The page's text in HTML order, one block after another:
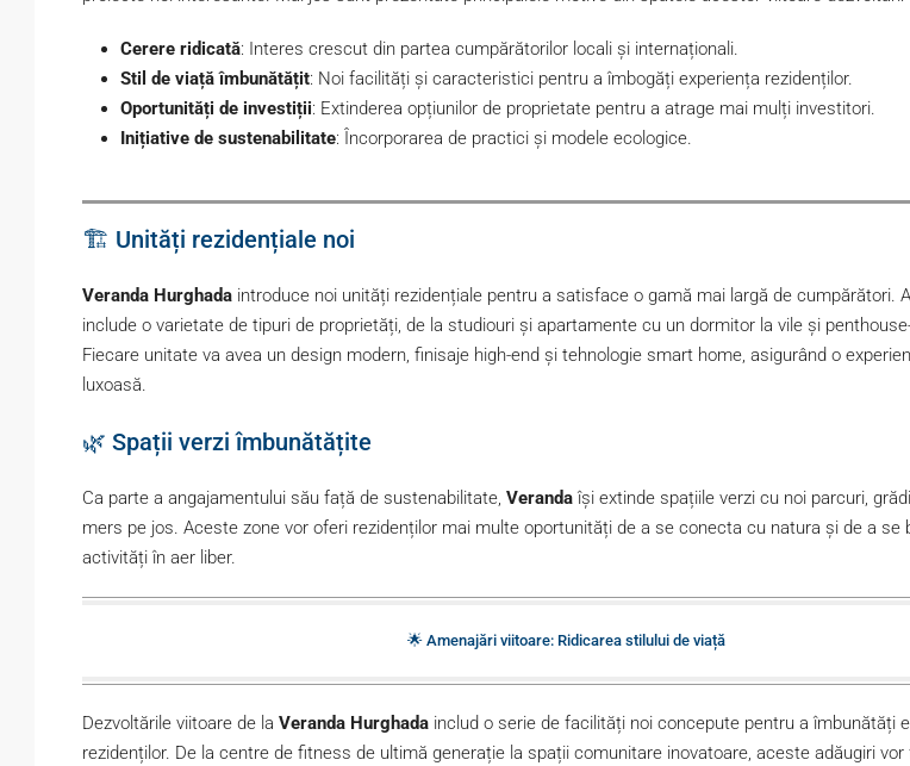
Cerere ridicată: Interes crescut din partea cumpărătorilor locali și internaționali.
Stil de viață îmbunătățit: Noi facilități și caracteristici pentru a îmbogăți experiența rezidenților.
Oportunități de investiții: Extinderea opțiunilor de proprietate pentru a atrage mai mulți investitori.
Inițiative de sustenabilitate: Încorporarea de practici și modele ecologice.
🏗️ Unități rezidențiale noi
Veranda Hurghada introduce noi unități rezidențiale pentru a satisface o gamă mai largă de cumpărători.
include o varietate de tipuri de proprietăți, de la studiouri și apartamente cu un dormitor la vile și
Fiecare unitate va avea un design modern, finisaje high-end și tehnologie smart home, asigurând o
luxoasă.
🌿 Spații verzi îmbunătățite
Ca parte a angajamentului său față de sustenabilitate, Veranda își extinde spațiile verzi cu noi parcuri,
mers pe jos. Aceste zone vor oferi rezidenților mai multe oportunități de a se conecta cu natura și de a se
activități în aer liber.
🌟 Amenajări viitoare: Ridicarea stilului de viață
Dezvoltările viitoare de la Veranda Hurghada includ o serie de facilități noi concepute pentru a îmbunătăți
rezidenților. De la centre de fitness de ultimă generație la spații comunitare inovatoare, aceste adăugiri vor